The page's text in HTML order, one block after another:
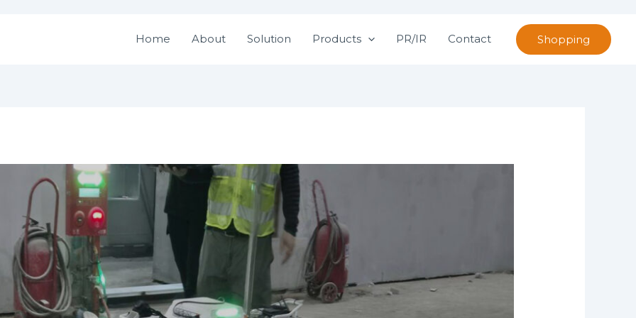
Home About Solution Products PR/IR Contact Shopping